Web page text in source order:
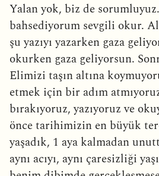
Yalan yok, biz de
bahsediyorum sevgili okur.
şu yazıyı yazarken gaza
okurken gaza geliyorsun.
Elimizi taşın altına
etmek için bir adım
bırakıyoruz, yazıyoruz ve
önce tarihimizin en büyük
yaşadık, 1 aya kalmadan
aynı acıyı, aynı çaresizliği